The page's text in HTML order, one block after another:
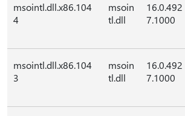
msointl.dll.x86.104
4
msoin
tl.dll
16.0.492
7.1000
msointl.dll.x86.104
3
msoin
tl.dll
16.0.492
7.1000